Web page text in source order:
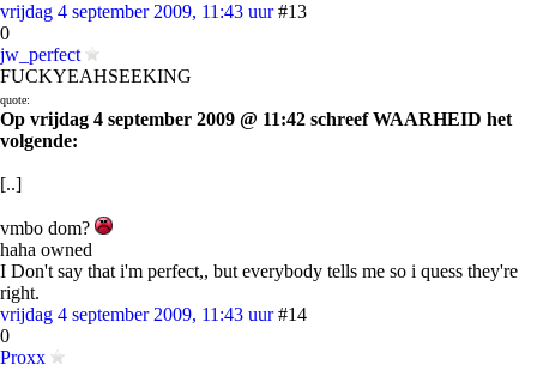
vrijdag 4 september 2009, 11:43 uur #13
0
jw_perfect
FUCKYEAHSEEKING
quote:
Op vrijdag 4 september 2009 @ 11:42 schreef WAARHEID het
volgende:
[..]
vmbo dom?
haha owned
I Don't say that i'm perfect,, but everybody tells me so i quess they're
right.
vrijdag 4 september 2009, 11:43 uur #14
0
Proxx